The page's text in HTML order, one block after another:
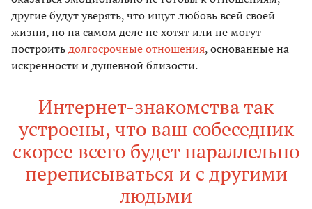
другие будут уверять, что ищут любовь всей своей
жизни, но на самом деле не хотят или не могут
построитьдолгосрочные отношения, основанные на
искренности и душевной близости.
Интернет-знакомства так
устроены, что ваш собеседник
скорее всего будет параллельно
переписываться и с другими
людьми